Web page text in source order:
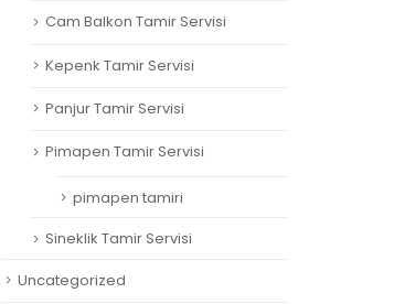
Cam Balkon Tamir Servisi
Kepenk Tamir Servisi
Panjur Tamir Servisi
Pimapen Tamir Servisi
pimapen tamiri
Sineklik Tamir Servisi
Uncategorized